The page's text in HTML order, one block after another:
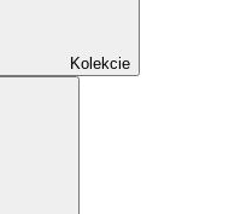
Kolekcie